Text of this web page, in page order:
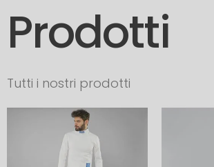
Prodotti
Tutti i nostri prodotti